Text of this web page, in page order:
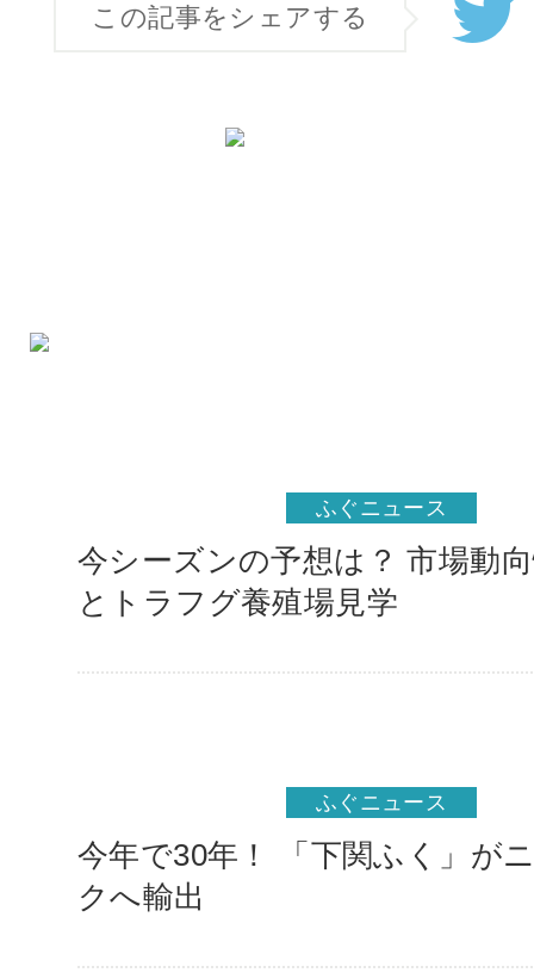
この記事をシェアする
ふぐニュース
今シーズンの予想は？ 市場動
とトラフグ養殖場見学
ふぐニュース
今年で30年！ 「下関ふく」が
クへ輸出